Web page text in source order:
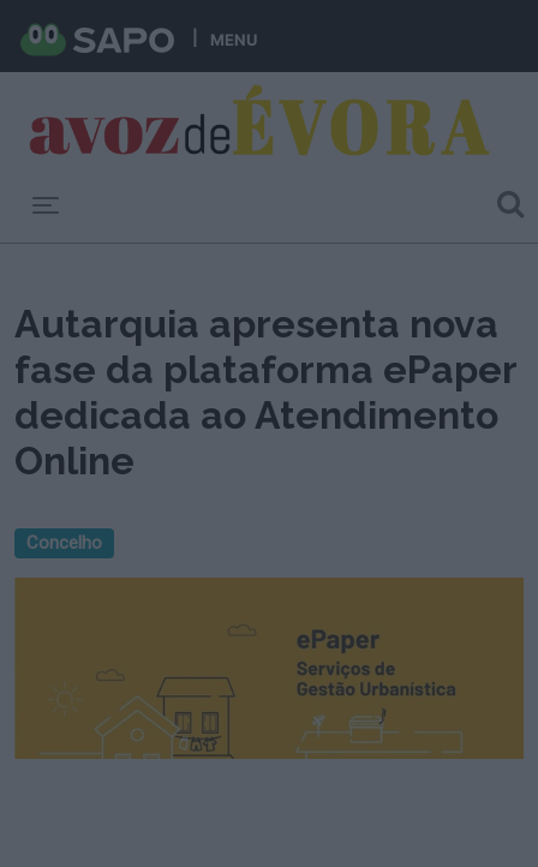
MENU
Autarquia apresenta nova
fase da plataforma ePaper
dedicada ao Atendimento
Online
Concelho